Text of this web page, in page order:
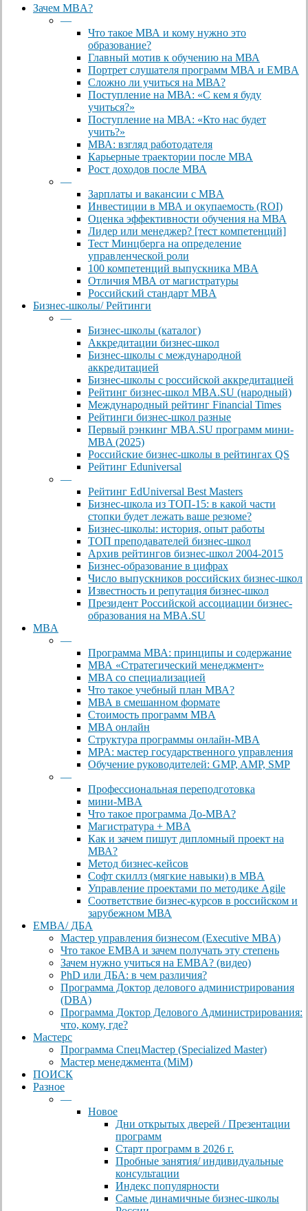
Close
Зачем MBA?
—
Что такое МВА и кому нужно это
образование?
Главный мотив к обучению на МВА
Портрет слушателя программ МВА и EMBA
Сложно ли учиться на МВА?
Поступление на МВА: «С кем я буду
учиться?»
Поступление на МВА: «Кто нас будет
учить?»
МВА: взгляд работодателя
Карьерные траектории после МВА
Рост доходов после МВА
—
Зарплаты и вакансии с MBA
Инвестиции в МВА и окупаемость (ROI)
Оценка эффективности обучения на МВА
Лидер или менеджер? [тест компетенций]
Тест Минцберга на определение
управленческой роли
100 компетенций выпускника MBA
Отличия МВА от магистратуры
Российский стандарт MBA
Бизнес-школы/ Рейтинги
—
Бизнес-школы (каталог)
Аккредитации бизнес-школ
Бизнес-школы с международной
аккредитацией
Бизнес-школы с российской аккредитацией
Рейтинг бизнес-школ MBA.SU (народный)
Международный рейтинг Financial Times
Рейтинги бизнес-школ разные
Первый рэнкинг MBA.SU программ мини-
MBA (2025)
Российские бизнес-школы в рейтингах QS
Рейтинг Eduniversal
—
Рейтинг EdUniversal Best Masters
Бизнес-школа из ТОП-15: в какой части
стопки будет лежать ваше резюме?
Бизнес-школы: история, опыт работы
ТОП преподавателей бизнес-школ
Архив рейтингов бизнес-школ 2004-2015
Бизнес-образование в цифрах
Число выпускников российских бизнес-школ
Известность и репутация бизнес-школ
Президент Российской ассоциации бизнес-
образования на MBA.SU
MBA
—
Программа МВА: принципы и содержание
МВА «Cтратегический менеджмент»
MBA со специализацией
Что такое учебный план МВА?
МВА в смешанном формате
Стоимость программ MBA
MBA онлайн
Cтруктура программы онлайн-MBA
MPA: мастер государственного управления
Обучение руководителей: GMP, AMP, SMP
—
Профессиональная переподготовка
мини-MBA
Что такое программа До-MBA?
Магистратура + MBA
Как и зачем пишут дипломный проект на
МВА?
Метод бизнес-кейсов
Софт скиллз (мягкие навыки) в MBA
Управление проектами по методике Agile
Соответствие бизнес-курсов в российском и
зарубежном МВА
EMBA/ ДБA
Мастер управления бизнесом (Executive MBA)
Что такое EMBA и зачем получать эту степень
Зачем нужно учиться на EMBA? (видео)
PhD или ДБА: в чем различия?
Программа Доктор делового администрирования
(DBА)
Программа Доктор Делового Администрирования:
что, кому, где?
Мастерс
Программа СпецМастер (Specialized Master)
Мастер менеджмента (MiM)
ПОИСК
Разное
—
Новое
Дни открытых дверей / Презентации
программ
Старт программ в 2026 г.
Пробные занятия/ индивидуальные
консультации
Индекс популярности
Самые динамичные бизнес-школы